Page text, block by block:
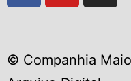
© Companhia